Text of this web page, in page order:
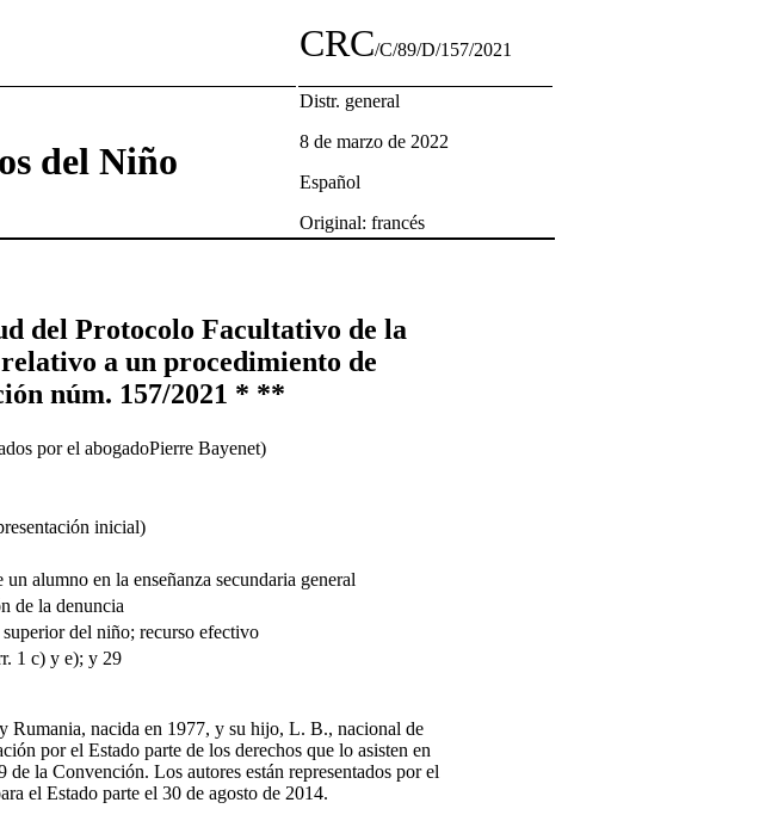
CRC/C/89/D/157/2021
del Niño
Distr. general
8 de marzo de 2022
Español
Original: francés
del Protocolo Facultativo de la
a un procedimiento de
núm. 157/2021 * **
por el abogadoPierre Bayenet)
inicial)
un alumno en la enseñanza secundaria general
de la denuncia
del niño; recurso efectivo
1 c) y e); y 29
Rumania, nacida en 1977, y su hijo, L. B., nacional de
por el Estado parte de los derechos que lo asisten en
la Convención. Los autores están representados por el
el Estado parte el 30 de agosto de 2014.